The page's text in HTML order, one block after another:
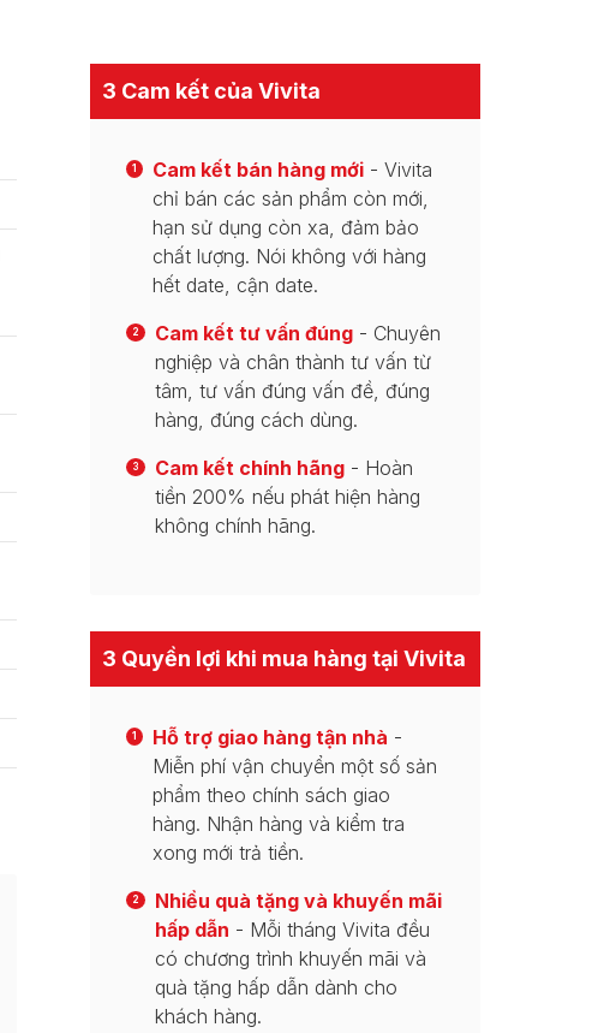
3 Cam kết của Vivita
1 Cam kết bán hàng mới - Vivita
chỉ bán các sản phẩm còn mới,
hạn sử dụng còn xa, đảm bảo
chất lượng. Nói không với hàng
hết date, cận date.
2 Cam kết tư vấn đúng - Chuyên
nghiệp và chân thành tư vấn từ
tâm, tư vấn đúng vấn đề, đúng
hàng, đúng cách dùng.
3 Cam kết chính hãng - Hoàn
tiền 200% nếu phát hiện hàng
không chính hãng.
3 Quyền lợi khi mua hàng tại Vivita
1 Hỗ trợ giao hàng tận nhà -
Miễn phí vận chuyển một số sản
phẩm theo chính sách giao
hàng. Nhận hàng và kiểm tra
xong mới trả tiền.
2
Nhiều quà tặng và khuyến mãi
hấp dẫn - Mỗi tháng Vivita đều
có chương trình khuyến mãi và
quà tặng hấp dẫn dành cho
khách hàng.